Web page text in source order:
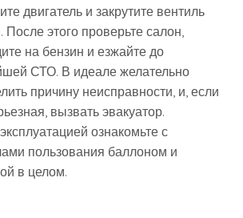
двигатель и закрутите вентиль
После этого проверьте салон,
на бензин и езжайте до
СТО. В идеале желательно
причину неисправности, и, если
вызвать эвакуатор.
ознакомьте с
пользования баллоном и
в целом.